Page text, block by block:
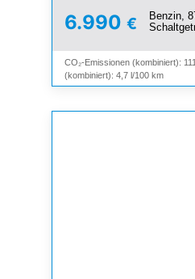
6.990 €
Benzin,
CO₂-Emissionen (kombiniert):
(kombiniert): 4,7 l/100 km